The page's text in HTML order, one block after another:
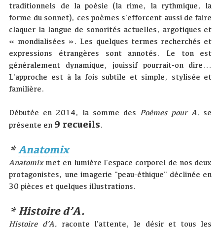
traditionnels de la poésie (la rime, la rythmique, la
forme du sonnet), ces poèmes s'efforcent aussi de faire
claquer la langue de sonorités actuelles, argotiques et
« mondialisées ». Les quelques termes recherchés et
expressions étrangères sont annotés. Le ton est
généralement dynamique, jouissif pourrait-on dire...
L'approche est à la fois subtile et simple, stylisée et
familière.
Débutée en 2014, la somme des Poèmes pour A. se
présente en 9 recueils.
*Anatomix
Anatomixmet en lumière l'espace corporel de nos deux
protagonistes, une imagerie "peau-éthique" déclinée en
30 pièces et quelques illustrations.
* Histoire d’A.
Histoire d’A. raconte l'attente, le désir et tous les